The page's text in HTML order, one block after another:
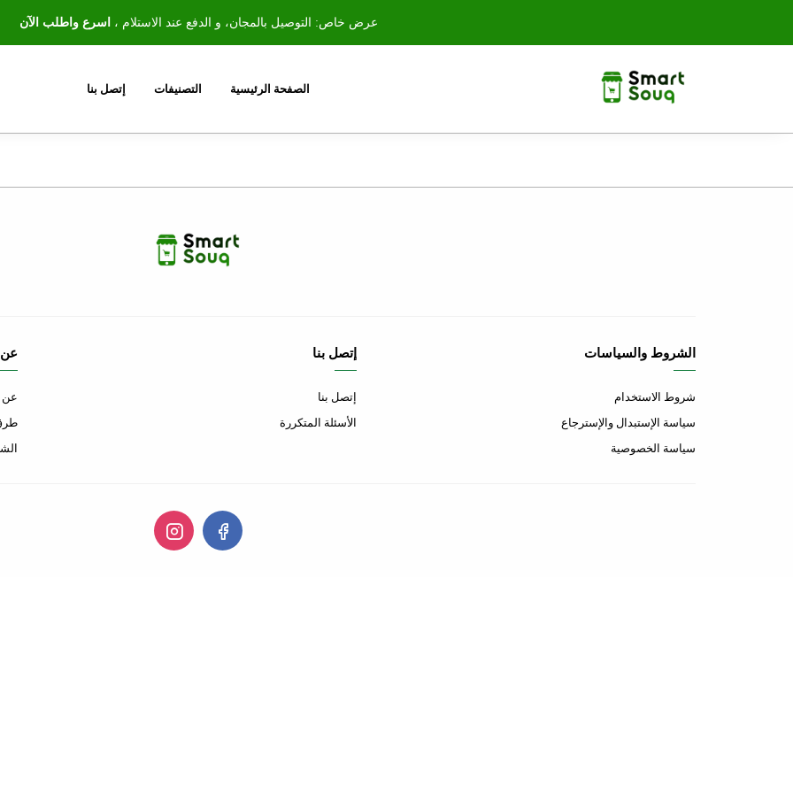
عرض خاص: التوصيل بالمجان، و الدفع عند الاستلام ، اسرع واطلب الآن
الصفحة الرئيسية التصنيفات إتصل بنا
الشروط والسياسات
شروط الاستخدام
سياسة الإستبدال والإسترجاع
سياسة الخصوصية
إتصل بنا
إتصل بنا
الأسئلة المتكررة
عن
عن